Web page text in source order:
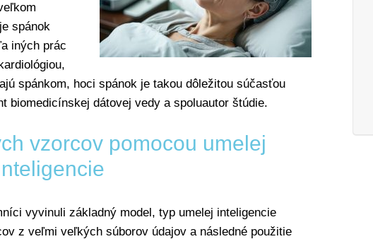
spánok
iných prác
spánkom, hoci spánok je takou dôležitou súčasťou
biomedicínskej dátovej vedy a spoluautor štúdie.
vzorcov pomocou umelej
vyvinuli základný model, typ umelej inteligencie
z veľmi veľkých súborov údajov a následné použitie